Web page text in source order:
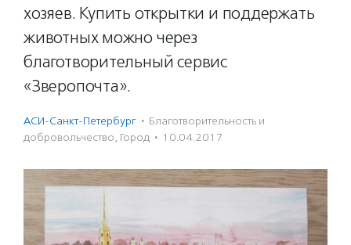
хозяев. Купить открытки и поддержать
животных можно через
благотворительный сервис
«Зверопочта».
АСИ-Санкт-Петербург · Благотвори­тель­ность и
доброволь­чест­во, Город · 10.04.2017